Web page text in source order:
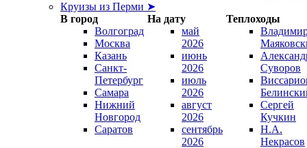
Круизы из Перми ➤
В город
На дату
Теплоходы
Волгоград
Москва
Казань
Санкт-
Петербург
Самара
Нижний
Новгород
Саратов
май
2026
июнь
2026
июль
2026
август
2026
сентябрь
2026
Суворов
Сергей
Кучкин
Н.А.
Некрасов